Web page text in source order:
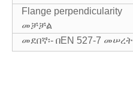
Flange perpendicularity
መቻቻል
መደበኛ፡- በEN 527-7 መሠረት